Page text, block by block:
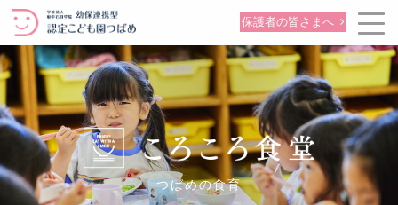
保護者の皆さまへ
つばめの食育